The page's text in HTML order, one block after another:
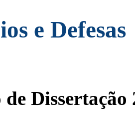
e Defesas
Dissertação